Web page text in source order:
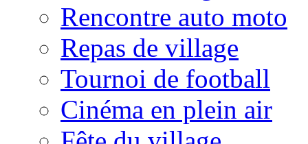
Rencontre auto moto
Repas de village
Tournoi de football
Cinéma en plein air